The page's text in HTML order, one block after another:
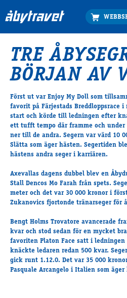
Köp biljett
Travprogrammet
Bra att veta
Restauranger
Catering by Lyon
Hotell nära oss
Nybörjar­guide
Tävlingsdagar
FAQ
Travkonferens
Exponering & värdskap
Aktiviteter
TRE
BÖRJAN AV
Först ut var Enjoy My Doll som
favorit på Färjestads Breddloppsrace
start och körde till ledningen efter
ett tufft tempo där framme och
ner till de andra. Segern var värd 10
Slätta som äger hästen. Segertiden
hästens andra seger i karriären.
Axevallas dagens dubbel blev en
Stall Dencos Mo Farah från spets.
meter och det var 30 000 kronor i
Zukanovics fjortonde tränarseger för
Bengt Holms Trovatore avancerade
kvar och stod sedan för en mycket
favoriten Platon Face satt i ledningen
knäckte ledaren redan 500 kvar.
gick runt 1.12.0. Det var 35 000
Pasquale Arcangelo i Italien som äger